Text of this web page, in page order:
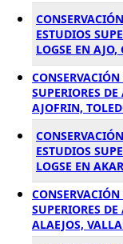
ESTUDIOS
LOGSE EN
SUPERIORES
AJOFRIN,
ESTUDIOS
LOGSE EN
SUPERIORES
ALAEJOS,